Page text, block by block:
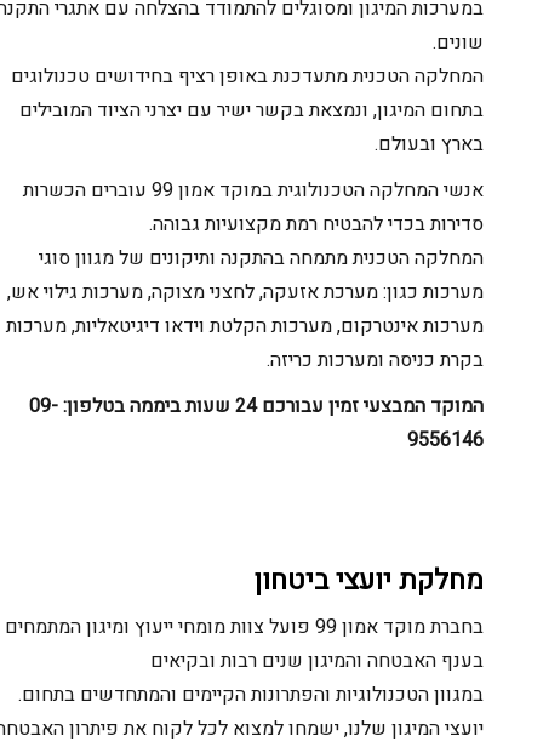
במערכות המיגון ומסוגלים להתמודד בהצלחה עם אתגרי התקנה
שונים.
המחלקה הטכנית מתעדכנת באופן רציף בחידושים טכנולוגים
בתחום המיגון, ונמצאת בקשר ישיר עם יצרני הציוד המובילים
בארץ ובעולם.
אנשי המחלקה הטכנולוגית במוקד אמון 99 עוברים הכשרות
סדירות בכדי להבטיח רמת מקצועיות גבוהה.
המחלקה הטכנית מתמחה בהתקנה ותיקונים של מגוון סוגי
מערכות כגון: מערכת אזעקה, לחצני מצוקה, מערכות גילוי אש,
מערכות אינטרקום, מערכות הקלטת וידאו דיגיטאליות, מערכות
בקרת כניסה ומערכות כריזה.
המוקד המבצעי זמין עבורכם 24 שעות ביממה בטלפון: 09-
9556146
מחלקת יועצי ביטחון
בחברת מוקד אמון 99 פועל צוות מומחי ייעוץ ומיגון המתמחים
בענף האבטחה והמיגון שנים רבות ובקיאים
במגוון הטכנולוגיות והפתרונות הקיימים והמתחדשים בתחום.
יועצי המיגון שלנו, ישמחו למצוא לכל לקוח את פיתרון האבטחה